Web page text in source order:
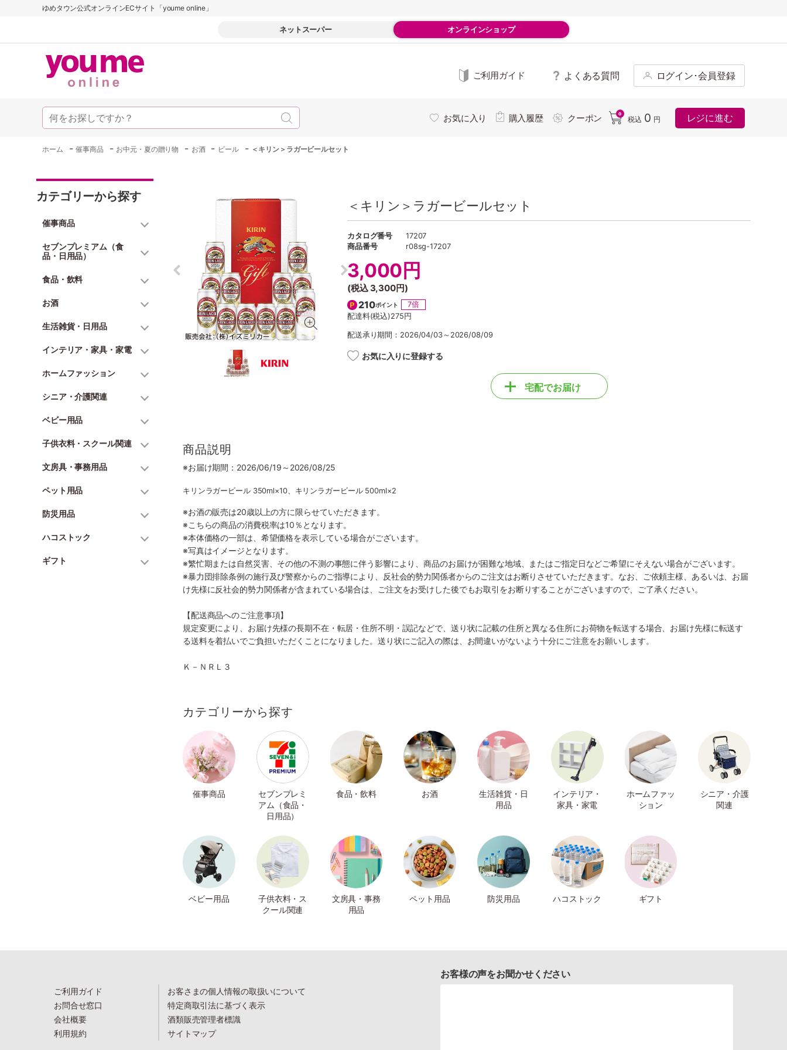
ゆめタウン公式オンラインECサイト「youme online」
ネットスーパー オンラインショップ
ご利用ガイド よくある質問 ログイン･会員登録
お気に入り 購入履歴 クーポン 0
税込 0 円 レジに進む
ホーム -催事商品 - お中元・夏の贈り物 - お酒 - ビール - ＜キリン＞ラガービールセット
カテゴリーから探す
催事商品
セブンプレミアム（食
品・日用品）
食品・飲料
お酒
生活雑貨・日用品
インテリア・家具・家電
ホームファッション
シニア・介護関連
ベビー用品
子供衣料・スクール関連
文房具・事務用品
ペット用品
防災用品
ハコストック
ギフト
＜キリン＞ラガービールセット
カタログ番号
17207
商品番号
r08sg-17207
3,000円
(税込 3,300円)
210ポイント
7倍
配達料(税込)275円
配送承り期間：2026/04/03～2026/08/09
お気に入りに登録する
宅配でお届け
商品説明
※お届け期間：2026/06/19～2026/08/25
キリンラガービール 350ml×10、キリンラガービール 500ml×2
※お酒の販売は20歳以上の方に限らせていただきます。
※こちらの商品の消費税率は10％となります。
※本体価格の一部は、希望価格を表示している場合がございます。
※写真はイメージとなります。
※繁忙期または自然災害、その他の不測の事態に伴う影響により、商品のお届けが困難な地域、またはご指定日などご希望にそえない場合がございます。
※暴力団排除条例の施行及び警察からのご指導により、反社会的勢力関係者からのご注文はお断りさせていただきます。なお、ご依頼主様、あるいは、お届
け先様に反社会的勢力関係者が含まれている場合は、ご注文をお受けした後でもお取引をお断りすることがございますので、ご了承ください。
【配送商品へのご注意事項】
規定変更により、お届け先様の長期不在・転居・住所不明・誤記などで、送り状に記載の住所と異なる住所にお荷物を転送する場合、お届け先様に転送す
る送料を着払いでご負担いただくことになりました。送り状にご記入の際は、お間違いがないよう十分にご注意をお願いします。
Ｋ－ＮＲＬ３
カテゴリーから探す
催事商品
セブンプレミ
アム（食品・
日用品）
食品・飲料 お酒
生活雑貨・日
用品
インテリア・
家具・家電
ホームファッ
ション
シニア・介護
関連
ベビー用品
子供衣料・ス
クール関連
文房具・事務
用品
ペット用品 防災用品 ハコストック ギフト
ご利用ガイド
お問合せ窓口
会社概要
利用規約
お客さまの個人情報の取扱いについて
特定商取引法に基づく表示
酒類販売管理者標識
サイトマップ
お客様の声をお聞かせください